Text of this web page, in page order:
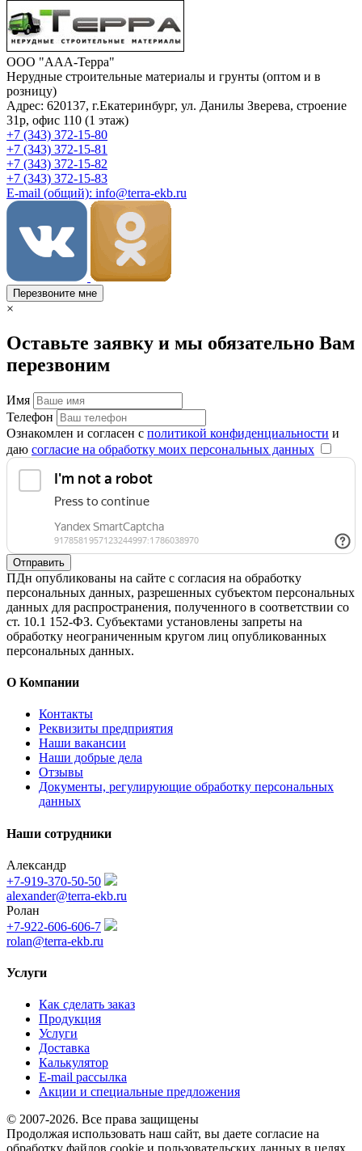
ООО "ААА-Терра"
Нерудные строительные материалы и грунты (оптом и в
розницу)
Адрес: 620137, г.Екатеринбург, ул. Данилы Зверева, строение
31р, офис 110 (1 этаж)
+7 (343) 372-15-80
+7 (343) 372-15-81
+7 (343) 372-15-82
+7 (343) 372-15-83
E-mail (общий): info@terra-ekb.ru
Перезвоните мне
×
Оставьте заявку и мы обязательно Вам
перезвоним
Имя
Телефон
Ознакомлен и согласен с политикой конфиденциальности и
даю согласие на обработку моих персональных данных
Отправить
ПДн опубликованы на сайте с согласия на обработку
персональных данных, разрешенных субъектом персональных
данных для распространения, полученного в соответствии со
ст. 10.1 152-ФЗ. Субъектами установлены запреты на
обработку неограниченным кругом лиц опубликованных
персональных данных.
О Компании
Контакты
Реквизиты предприятия
Наши вакансии
Наши добрые дела
Отзывы
Документы, регулирующие обработку персональных
данных
Наши сотрудники
Александр
+7-919-370-50-50
alexander@terra-ekb.ru
Ролан
+7-922-606-606-7
rolan@terra-ekb.ru
Услуги
Как сделать заказ
Продукция
Услуги
Доставка
Калькулятор
E-mail рассылка
Акции и специальные предложения
© 2007-2026. Все права защищены
Продолжая использовать наш сайт, вы даете согласие на